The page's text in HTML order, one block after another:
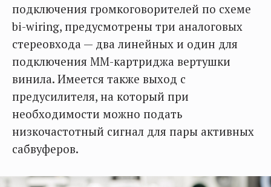
подключения громкоговорителей по схеме
bi-wiring, предусмотрены три аналоговых
стереовхода — два линейных и один для
подключения ММ-картриджа вертушки
винила. Имеется также выход с
предусилителя, на который при
необходимости можно подать
низкочастотный сигнал для пары активных
сабвуферов.